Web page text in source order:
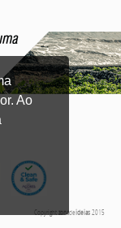
Ao
Copyrightzonadeideias2015